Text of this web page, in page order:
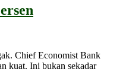
​​Chief Economist Bank
kuat. Ini bukan sekadar